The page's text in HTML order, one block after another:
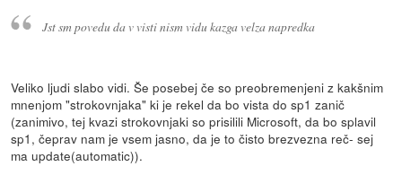
Jst sm povedu da v visti nism vidu kazga velza napredka
Veliko ljudi slabo vidi. Še posebej če so preobremenjeni z kakšnim
mnenjom "strokovnjaka" ki je rekel da bo vista do sp1 zanič
(zanimivo, tej kvazi strokovnjaki so prisilili Microsoft, da bo splavil
sp1, čeprav nam je vsem jasno, da je to čisto brezvezna reč- sej
ma update(automatic)).